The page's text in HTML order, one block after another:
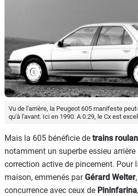
Vu de l'arrière, la Peugeot 605 manifeste
qu'à l'avant. Ici en 1990. A 0.29, le Cx est
Mais la 605 bénéficie de trains
notamment un superbe essieu
correction active de pincement. Pour
maison, emmenés parGérard Welter
concurrence avec ceux de Pininfarina